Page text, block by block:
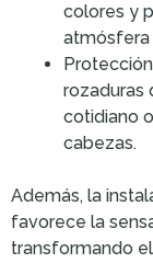
colores y
atmósfera
rozaduras
cotidiano
cabezas.
Además, la
favorece la
transformando